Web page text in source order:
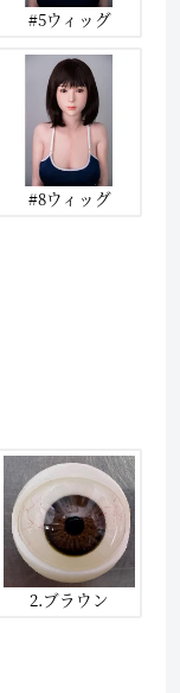
#5ウィッグ
#8ウィッグ
2.ブラウン